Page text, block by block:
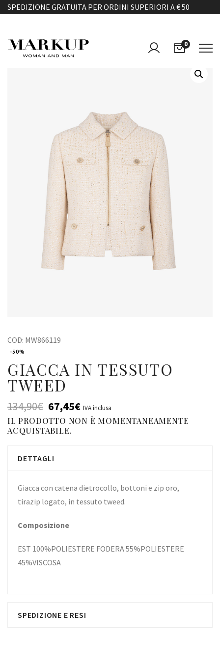
SPEDIZIONE GRATUITA PER ORDINI SUPERIORI A € 50
0
COD: MW866119
-50%
GIACCA IN TESSUTO
TWEED
134,90€ 67,45€ IVA inclusa
IL PRODOTTO NON È MOMENTANEAMENTE
ACQUISTABILE.
DETTAGLI
Giacca con catena dietrocollo, bottoni e zip oro,
tirazip logato, in tessuto tweed.
Composizione
EST 100%POLIESTERE FODERA 55%POLIESTERE
45%VISCOSA
SPEDIZIONE E RESI